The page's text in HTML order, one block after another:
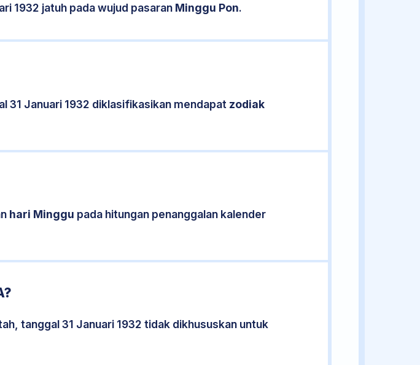
1932 jatuh pada wujud pasaran Minggu Pon.
31 Januari 1932 diklasifikasikan mendapat zodiak
hari Minggu pada hitungan penanggalan kalender
tanggal 31 Januari 1932 tidak dikhususkan untuk